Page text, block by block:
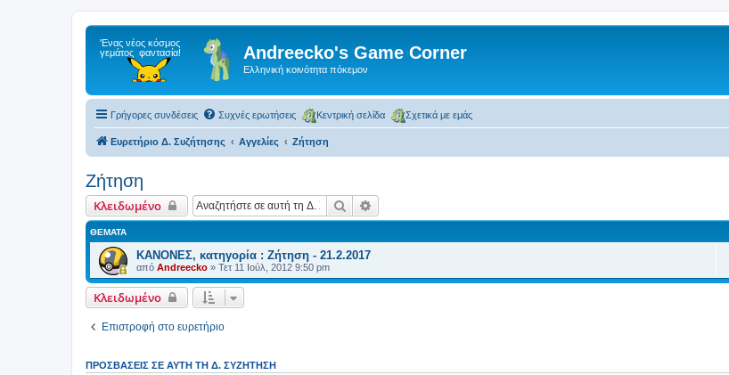
Andreecko's Game Corner
Ελληνική κοινότητα πόκεμον
Γρήγορες συνδέσεις Συχνές ερωτήσεις Κεντρική σελίδα Σχετικά με εμάς
Ευρετήριο Δ. Συζήτησης Αγγελίες Ζήτηση
Ζήτηση
Κλειδωμένο Αναζήτηση
ΘΈΜΑΤΑ
ΚΑΝΟΝΕΣ, κατηγορία : Ζήτηση - 21.2.2017
από Andreecko » Τετ 11 Ιούλ, 2012 9:50 pm
Κλειδωμένο
Επιστροφή στο ευρετήριο
ΠΡΟΣΒΆΣΕΙΣ ΣΕ ΑΥΤΉ ΤΗ Δ. ΣΥΖΉΤΗΣΗ